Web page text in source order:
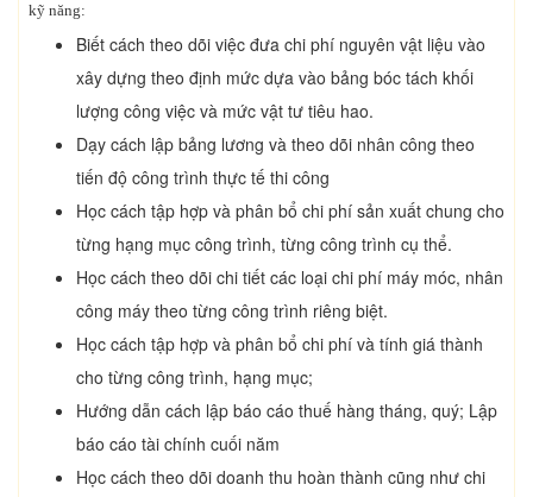
kỹ năng:
Biết cách theo dõi việc đưa chi phí nguyên vật liệu vào
xây dựng theo định mức dựa vào bảng bóc tách khối
lượng công việc và mức vật tư tiêu hao.
Dạy cách lập bảng lương và theo dõi nhân công theo
tiến độ công trình thực tế thi công
Học cách tập hợp và phân bổ chi phí sản xuất chung cho
từng hạng mục công trình, từng công trình cụ thể.
Học cách theo dõi chi tiết các loại chi phí máy móc, nhân
công máy theo từng công trình riêng biệt.
Học cách tập hợp và phân bổ chi phí và tính giá thành
cho từng công trình, hạng mục;
Hướng dẫn cách lập báo cáo thuế hàng tháng, quý; Lập
báo cáo tài chính cuối năm
Học cách theo dõi doanh thu hoàn thành cũng như chi